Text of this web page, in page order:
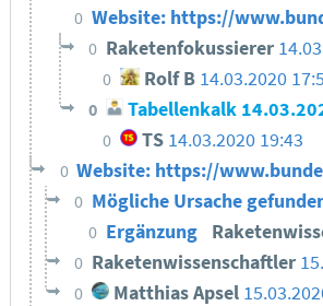
0 Website: https://
0 Raketenfokussierer
0 Rolf B 14.03.2020
0 Tabellenkalk
0 TS 14.03.2020 19:43
0 Website: https://
0 Mögliche Ursache
0 Ergänzung
0 Raketenwissenschaftler
0 Matthias Apsel